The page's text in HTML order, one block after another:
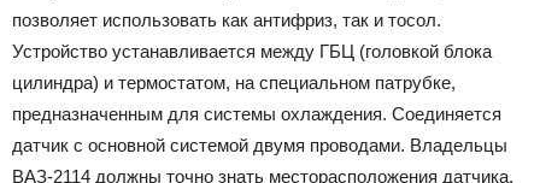
позволяет использовать как антифриз, так и тосол.
Устройство устанавливается между ГБЦ (головкой блока
цилиндра) и термостатом, на специальном патрубке,
предназначенным для системы охлаждения. Соединяется
датчик с основной системой двумя проводами. Владельцы
ВАЗ-2114 должны точно знать месторасположения датчика,